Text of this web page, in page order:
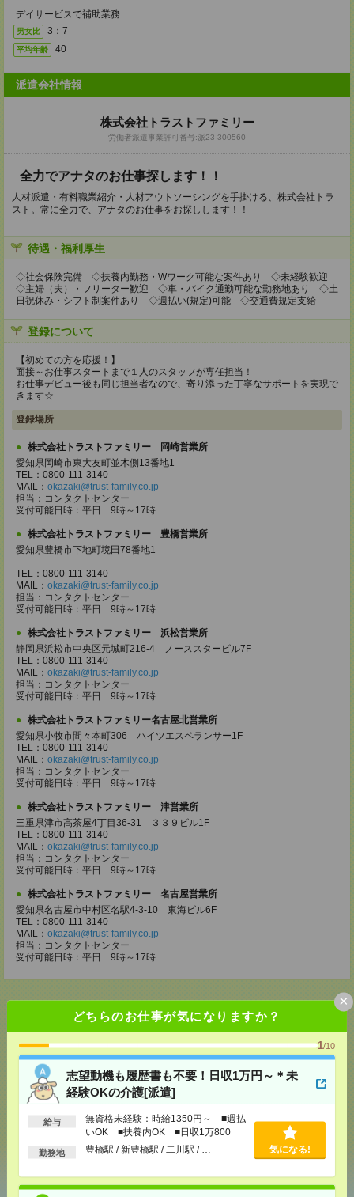
どちらのお仕事が気になりますか？
1/10
志望動機も履歴書も不要！日収1万円～＊未
経験OKの介護[派遣]
給与
無資格未経験：時給1350円～ ■週払
いOK ■扶養内OK ■日収1万800円
以上
勤務地 豊橋駅 / 新豊橋駅 / 二川駅 / … 気になる!
×
デイサービスで補助業務
男女比 3：7
平均年齢 40
派遣会社情報
株式会社トラストファミリー
労働者派遣事業許可番号:派23-300560
全力でアナタのお仕事探します！！
人材派遣・有料職業紹介・人材アウトソーシングを手掛ける、株式会社トラ
スト。常に全力で、アナタのお仕事をお探しします！！
待遇・福利厚生
◇社会保険完備 ◇扶養内勤務・Wワーク可能な案件あり ◇未経験歓迎
◇主婦（夫）・フリーター歓迎 ◇車・バイク通勤可能な勤務地あり ◇土
日祝休み・シフト制案件あり ◇週払い(規定)可能 ◇交通費規定支給
登録について
【初めての方を応援！】
面接～お仕事スタートまで１人のスタッフが専任担当！
お仕事デビュー後も同じ担当者なので、寄り添った丁寧なサポートを実現で
きます☆
登録場所
株式会社トラストファミリー 岡崎営業所
愛知県岡崎市東大友町並木側13番地1
TEL：0800-111-3140
MAIL： okazaki@trust-family.co.jp
担当：コンタクトセンター
受付可能日時：平日 9時～17時
株式会社トラストファミリー 豊橋営業所
愛知県豊橋市下地町境田78番地1
TEL：0800-111-3140
MAIL： okazaki@trust-family.co.jp
担当：コンタクトセンター
受付可能日時：平日 9時～17時
株式会社トラストファミリー 浜松営業所
静岡県浜松市中央区元城町216-4 ノーススタービル7F
TEL：0800-111-3140
MAIL： okazaki@trust-family.co.jp
担当：コンタクトセンター
受付可能日時：平日 9時～17時
株式会社トラストファミリー名古屋北営業所
愛知県小牧市間々本町306 ハイツエスペランサー1F
TEL：0800-111-3140
MAIL： okazaki@trust-family.co.jp
担当：コンタクトセンター
受付可能日時：平日 9時～17時
株式会社トラストファミリー 津営業所
三重県津市高茶屋4丁目36-31 ３３９ビル1F
TEL：0800-111-3140
MAIL： okazaki@trust-family.co.jp
担当：コンタクトセンター
受付可能日時：平日 9時～17時
株式会社トラストファミリー 名古屋営業所
愛知県名古屋市中村区名駅4-3-10 東海ビル6F
TEL：0800-111-3140
MAIL： okazaki@trust-family.co.jp
担当：コンタクトセンター
受付可能日時：平日 9時～17時
応募ページへ
気になる！
シェア ツイート ブックマーク